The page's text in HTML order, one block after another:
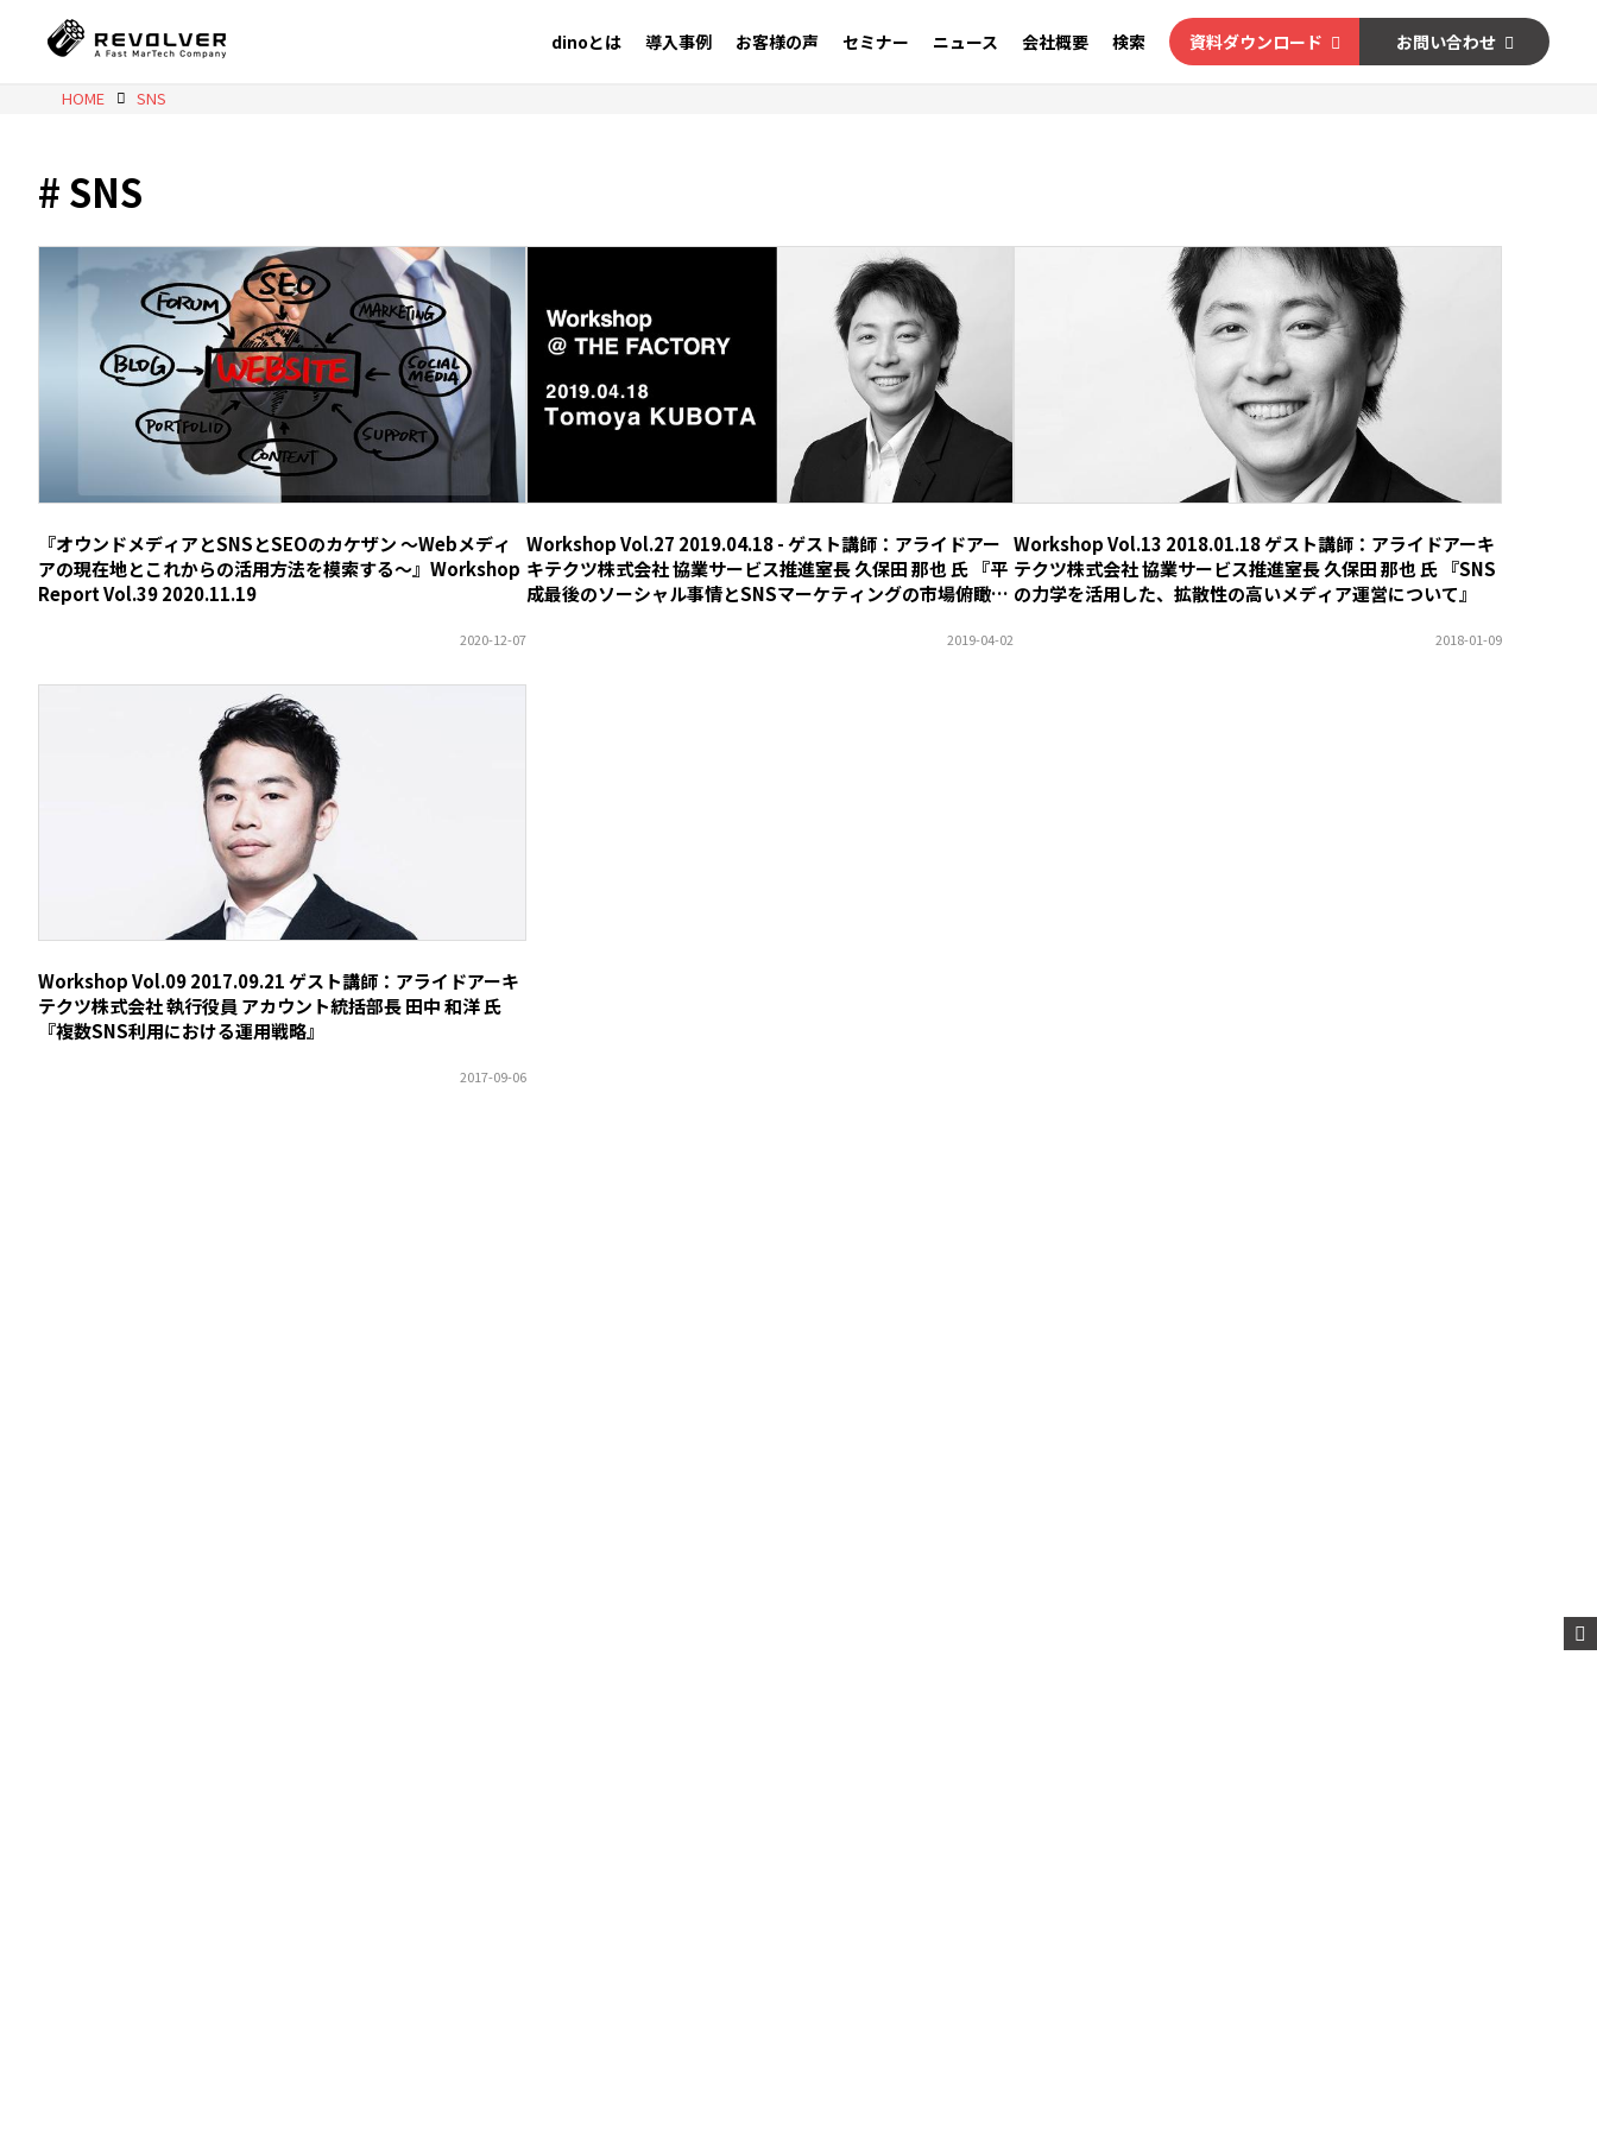
dinoとは 導入事例 お客様の声 セミナー ニュース 会社概要 検索 資料ダウンロード お問い合わせ
HOME SNS
SNS
『オウンドメディアとSNSとSEOのカケザン ～Webメディ
アの現在地とこれからの活用方法を模索する～』Workshop
Report Vol.39 2020.11.19
Workshop Vol.27 2019.04.18 - ゲスト講師：アライドアー
キテクツ株式会社 協業サービス推進室長 久保田 那也 氏 『平
成最後のソーシャル事情とSNSマーケティングの市場俯瞰
Workshop Vol.13 2018.01.18 ゲスト講師：アライドアーキ
テクツ株式会社 協業サービス推進室長 久保田 那也 氏 『SNS
の力学を活用した、拡散性の高いメディア運営について』
Workshop Vol.09 2017.09.21 ゲスト講師：アライドアーキ
テクツ株式会社 執行役員 アカウント統括部長 田中 和洋 氏
『複数SNS利用における運用戦略』